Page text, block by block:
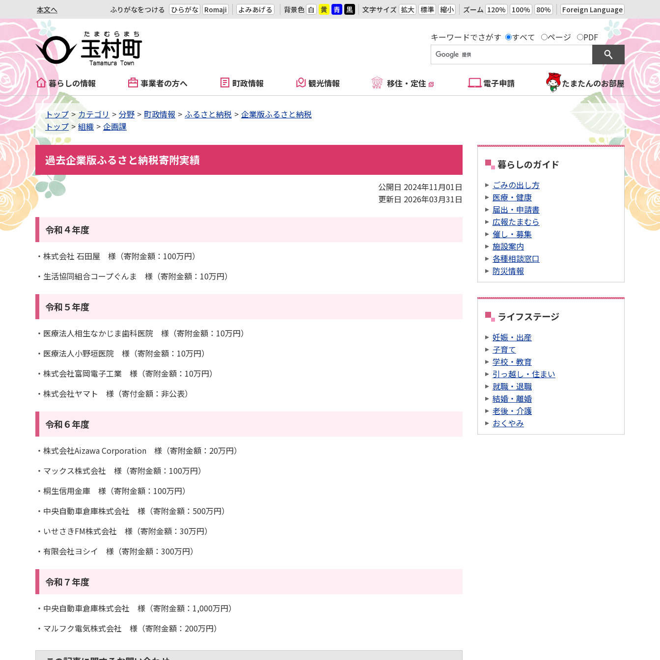
本文へ ふりがなをつける ひらがな Romaji よみあげる 背景色 白 黄 青 黒 文字サイズ 拡大 標準 縮小 ズーム 120% 100% 80% Foreign Language
キーワードでさがす すべて ページ PDF
暮らしの情報 事業者の方へ 町政情報 観光情報 移住・定住 電子申請 たまたんのお部屋
トップ カテゴリ 分野 町政情報 ふるさと納税
企業版ふるさと納税
トップ
組織 企画課
過去企業版ふるさと納税寄附実績
公開日 2024年11月01日
更新日 2026年03月31日
令和４年度
・株式会社 石田屋 様（寄附金額：100万円）
・生活協同組合コープぐんま 様（寄附金額：10万円）
令和５年度
・医療法人相生なかじま歯科医院 様（寄附金額：10万円）
・医療法人小野垣医院 様（寄附金額：10万円）
・株式会社富岡電子工業 様（寄附金額：10万円）
・株式会社ヤマト 様（寄付金額：非公表）
令和６年度
・株式会社Aizawa Corporation 様（寄附金額：20万円）
・マックス株式会社 様（寄附金額：100万円）
・桐生信用金庫 様（寄附金額：100万円）
・中央自動車倉庫株式会社 様（寄附金額：500万円）
・いせさきFM株式会社 様（寄附金額：30万円）
・有限会社ヨシイ 様（寄附金額：300万円）
令和７年度
・中央自動車倉庫株式会社 様（寄附金額：1,000万円）
・マルフク電気株式会社 様（寄附金額：200万円）
暮らしのガイド
ごみの出し方
医療・健康
届出・申請書
広報たまむら
催し・募集
施設案内
各種相談窓口
防災情報
ライフステージ
妊娠・出産
子育て
学校・教育
引っ越し・住まい
就職・退職
結婚・離婚
老後・介護
おくやみ